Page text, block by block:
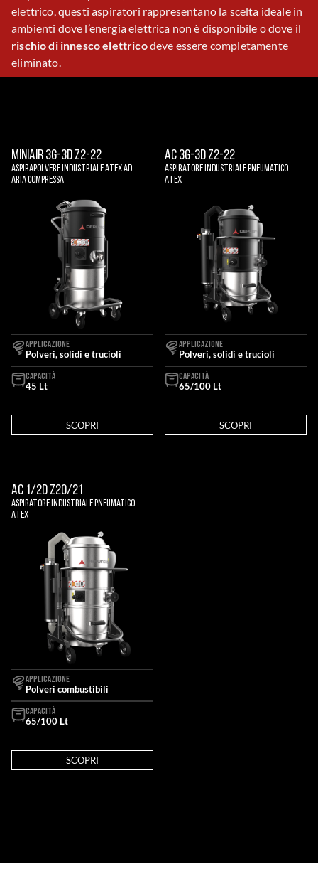
elettrico, questi aspiratori rappresentano la scelta ideale in
ambienti dove l’energia elettrica non è disponibile o dove il
rischio di innesco elettricodeve essere completamente
eliminato.
MINIAIR 3G-3D Z2-22
Aspirapolvere Industriale Atex Ad
Aria Compressa
APPLICAZIONE
Polveri, solidi e trucioli
CAPACITÀ
45 Lt
SCOPRI
AC 3G-3D Z2-22
Aspiratore Industriale Pneumatico
Atex
APPLICAZIONE
Polveri, solidi e trucioli
CAPACITÀ
65/100 Lt
SCOPRI
AC 1/2D Z20/21
Aspiratore Industriale Pneumatico
Atex
APPLICAZIONE
Polveri combustibili
CAPACITÀ
65/100 Lt
SCOPRI